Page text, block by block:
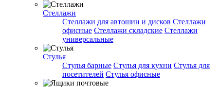
Стеллажи
Стеллажи для автошин и дисков Стеллажи
офисные Стеллажи складские Стеллажи
универсальные
Стулья
Стулья барные Стулья для кухни Стулья для
посетителей Стулья офисные